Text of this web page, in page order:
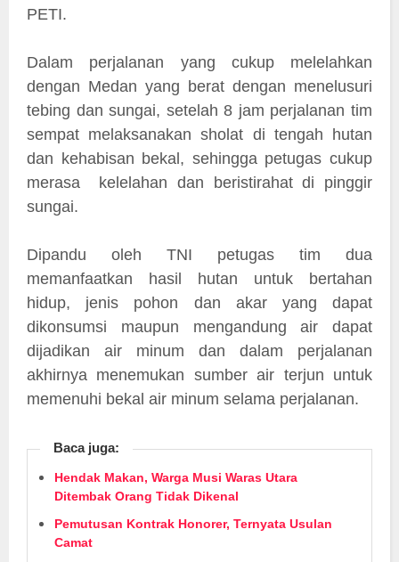
PETI.
Dalam perjalanan yang cukup melelahkan
dengan Medan yang berat dengan menelusuri
tebing dan sungai, setelah 8 jam perjalanan tim
sempat melaksanakan sholat di tengah hutan
dan kehabisan bekal, sehingga petugas cukup
merasa kelelahan dan beristirahat di pinggir
sungai.
Dipandu oleh TNI petugas tim dua
memanfaatkan hasil hutan untuk bertahan
hidup, jenis pohon dan akar yang dapat
dikonsumsi maupun mengandung air dapat
dijadikan air minum dan dalam perjalanan
akhirnya menemukan sumber air terjun untuk
memenuhi bekal air minum selama perjalanan.
Baca juga:
Hendak Makan, Warga Musi Waras Utara
Ditembak Orang Tidak Dikenal
Pemutusan Kontrak Honorer, Ternyata Usulan
Camat